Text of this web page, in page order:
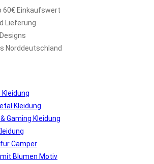
60€ Einkaufswert
Lieferung
Norddeutschland
Kleidung
Gaming Kleidung
Camper
mit Blumen Motiv